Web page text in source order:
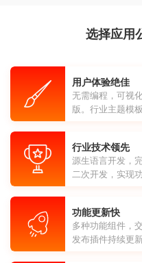
选择应用
用户体验绝佳
无需编程，可视
版。行业主题模
行业技术领先
源生语言开发，
二次开发，实现
功能更新快
多种功能组件，
发布插件持续更